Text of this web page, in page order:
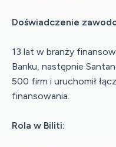
Doświadczenie
13 lat w branży
Banku, następnie
500 firm i uruchomił
finansowania.
Rola w Biliti: